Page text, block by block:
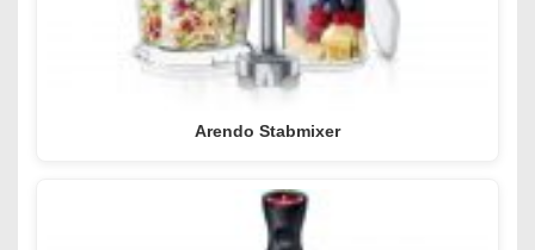
Arendo Stabmixer